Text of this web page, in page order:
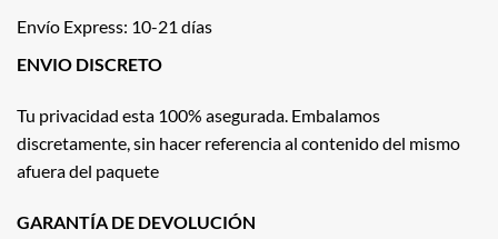
Envío Express: 10-21 días
ENVIO DISCRETO
Tu privacidad esta 100% asegurada. Embalamos
discretamente, sin hacer referencia al contenido del mismo
afuera del paquete
GARANTÍA DE DEVOLUCIÓN